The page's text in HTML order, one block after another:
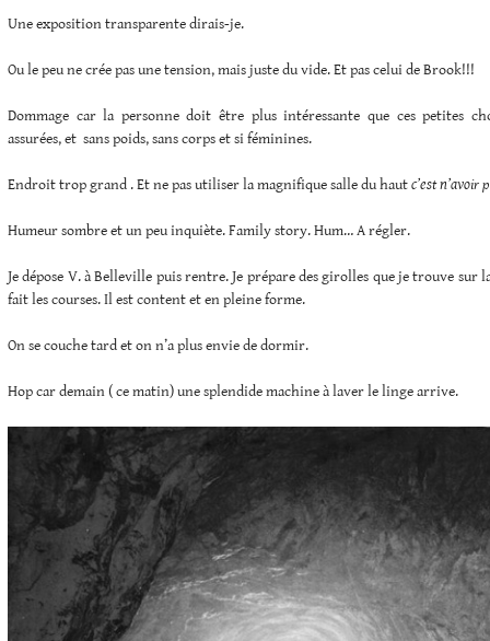
Une exposition transparente dirais-je.
Ou le peu ne crée pas une tension, mais juste du vide. Et pas celui de Brook!!!
Dommage car la personne doit être plus intéressante que ces petites
assurées, et sans poids, sans corps et si féminines.
Endroit trop grand . Et ne pas utiliser la magnifique salle du hautc’est n’avoir
Humeur sombre et un peu inquiète. Family story. Hum… A régler.
Je dépose V. à Belleville puis rentre. Je prépare des girolles que je trouve sur
fait les courses. Il est content et en pleine forme.
On se couche tard et on n’a plus envie de dormir.
Hop car demain ( ce matin) une splendide machine à laver le linge arrive.